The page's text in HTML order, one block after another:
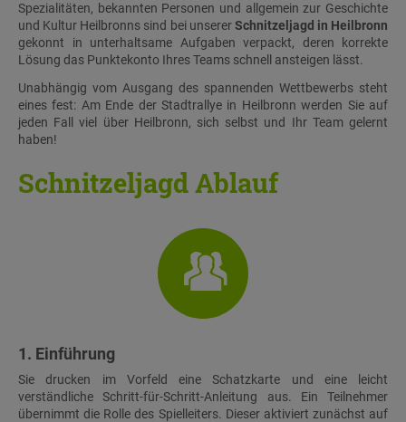
Spezialitäten, bekannten Personen und allgemein zur Geschichte
und Kultur Heilbronns sind bei unsererSchnitzeljagd in Heilbronn
gekonnt in unterhaltsame Aufgaben verpackt, deren korrekte
Lösung das Punktekonto Ihres Teams schnell ansteigen lässt.
Unabhängig vom Ausgang des spannenden Wettbewerbs steht
eines fest: Am Ende der Stadtrallye in Heilbronn werden Sie auf
jeden Fall viel über Heilbronn, sich selbst und Ihr Team gelernt
haben!
Schnitzeljagd Ablauf
1. Einführung
Sie drucken im Vorfeld eine Schatzkarte und eine leicht
verständliche Schritt-für-Schritt-Anleitung aus. Ein Teilnehmer
übernimmt die Rolle des Spielleiters. Dieser aktiviert zunächst auf